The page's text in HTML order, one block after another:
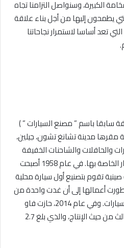
الكبيرة، وسنواصل التزامنا تجاه
يطمحون إليها من أجل بناء علاقة
تعد أساسا لاستمرار نجاحاتنا
.
سابقا باسم ” مصنع السيارات ” )
مدينة تشانغ تشون، جيلين،
والحافلات والشاحنات الخفيفة
والمتوسطة والثقيلة وقطع الغيار الخاصة بها. في عام 1958 أصبحت
تقوم بتصنيع أول سيارة محلية
أعمالها إلى أن غدت واحدة من
أكبر أربع شركات صينية مصنعة للسيارات. وفي عام 2014، حازت فاو
غروب كوربوريشن على المركز الثالث من حيث الإنتاج، والذي بلغ 2.7